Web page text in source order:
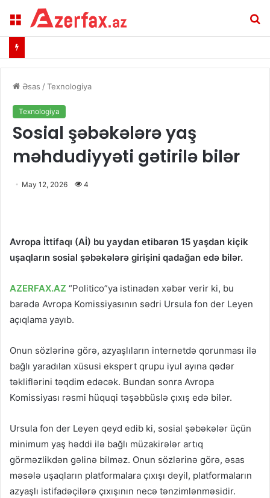
Menu
Əsas /Texnologiya
Texnologiya
Sosial şəbəkələrə yaş
məhdudiyyəti gətirilə bilər
May 12, 2026 4
Avropa İttifaqı (Aİ) bu yaydan etibarən 15 yaşdan kiçik
uşaqların sosial şəbəkələrə girişini qadağan edə bilər.
AZERFAX.AZ “Politico”ya istinadən xəbər verir ki, bu
barədə Avropa Komissiyasının sədri Ursula fon der Leyen
açıqlama yayıb.
Onun sözlərinə görə, azyaşlıların internetdə qorunması ilə
bağlı yaradılan xüsusi ekspert qrupu iyul ayına qədər
təkliflərini təqdim edəcək. Bundan sonra Avropa
Komissiyası rəsmi hüquqi təşəbbüslə çıxış edə bilər.
Ursula fon der Leyen qeyd edib ki, sosial şəbəkələr üçün
minimum yaş həddi ilə bağlı müzakirələr artıq
görməzlikdən gəlinə bilməz. Onun sözlərinə görə, əsas
məsələ uşaqların platformalara çıxışı deyil, platformaların
azyaşlı istifadəçilərə çıxışının necə tənzimlənməsidir.